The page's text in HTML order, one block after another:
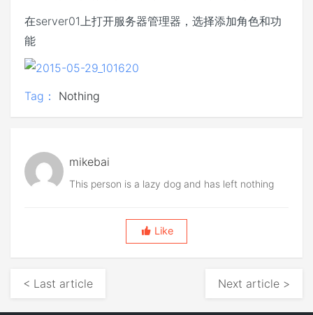
在server01上打开服务器管理器，选择添加角色和功
能
Tag： Nothing
mikebai
This person is a lazy dog and has left nothing
Like
< Last article Next article >